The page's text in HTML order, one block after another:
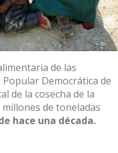
de las
Democrática de
de la cosecha de la
de toneladas
hace una década.